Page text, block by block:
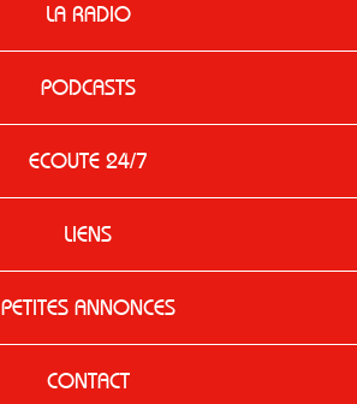
LA RADIO
PODCASTS
ECOUTE 24/7
LIENS
PETITES ANNONCES
CONTACT